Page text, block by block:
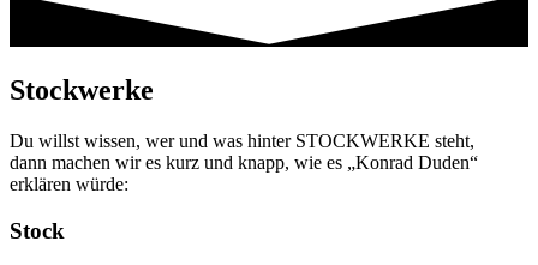
Stockwerke
Du willst wissen, wer und was hinter STOCKWERKE steht,
dann machen wir es kurz und knapp, wie es „Konrad Duden“
erklären würde:
Stock